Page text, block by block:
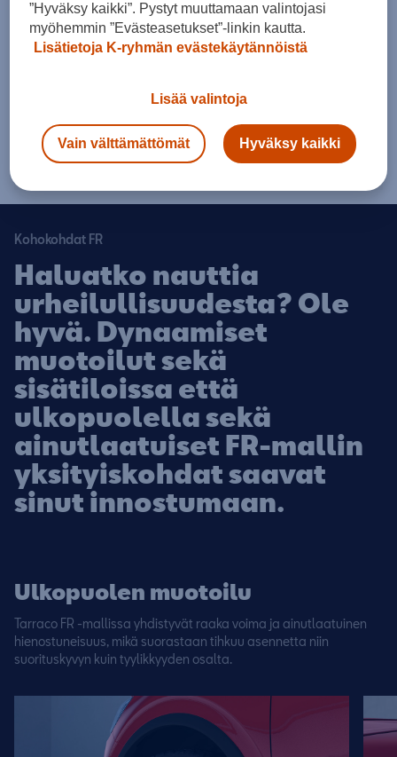
Oryx White
Kohokohdat FR
Haluatko nauttia
urheilullisuudesta? Ole
hyvä. Dynaamiset
muotoilut sekä
sisätiloissa että
ulkopuolella sekä
ainutlaatuiset FR-mallin
yksityiskohdat saavat
sinut innostumaan.
Ulkopuolen muotoilu
Tarraco FR -mallissa yhdistyvät raaka voima ja ainutlaatuinen
hienostuneisuus, mikä suorastaan tihkuu asennetta niin
suorituskyvyn kuin tyylikkyyden osalta.
”Hyväksy kaikki”. Pystyt muuttamaan valintojasi
myöhemmin ”Evästeasetukset”-linkin kautta.
Lisätietoja K-ryhmän evästekäytännöistä
Lisää valintoja
Vain välttämättömät Hyväksy kaikki